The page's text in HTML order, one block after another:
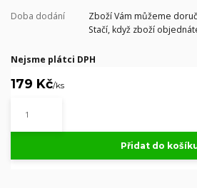
Doba dodání
Zboží Vám můžeme
Stačí, když zboží
Nejsme plátci DPH
179 Kč/ks
Přidat do